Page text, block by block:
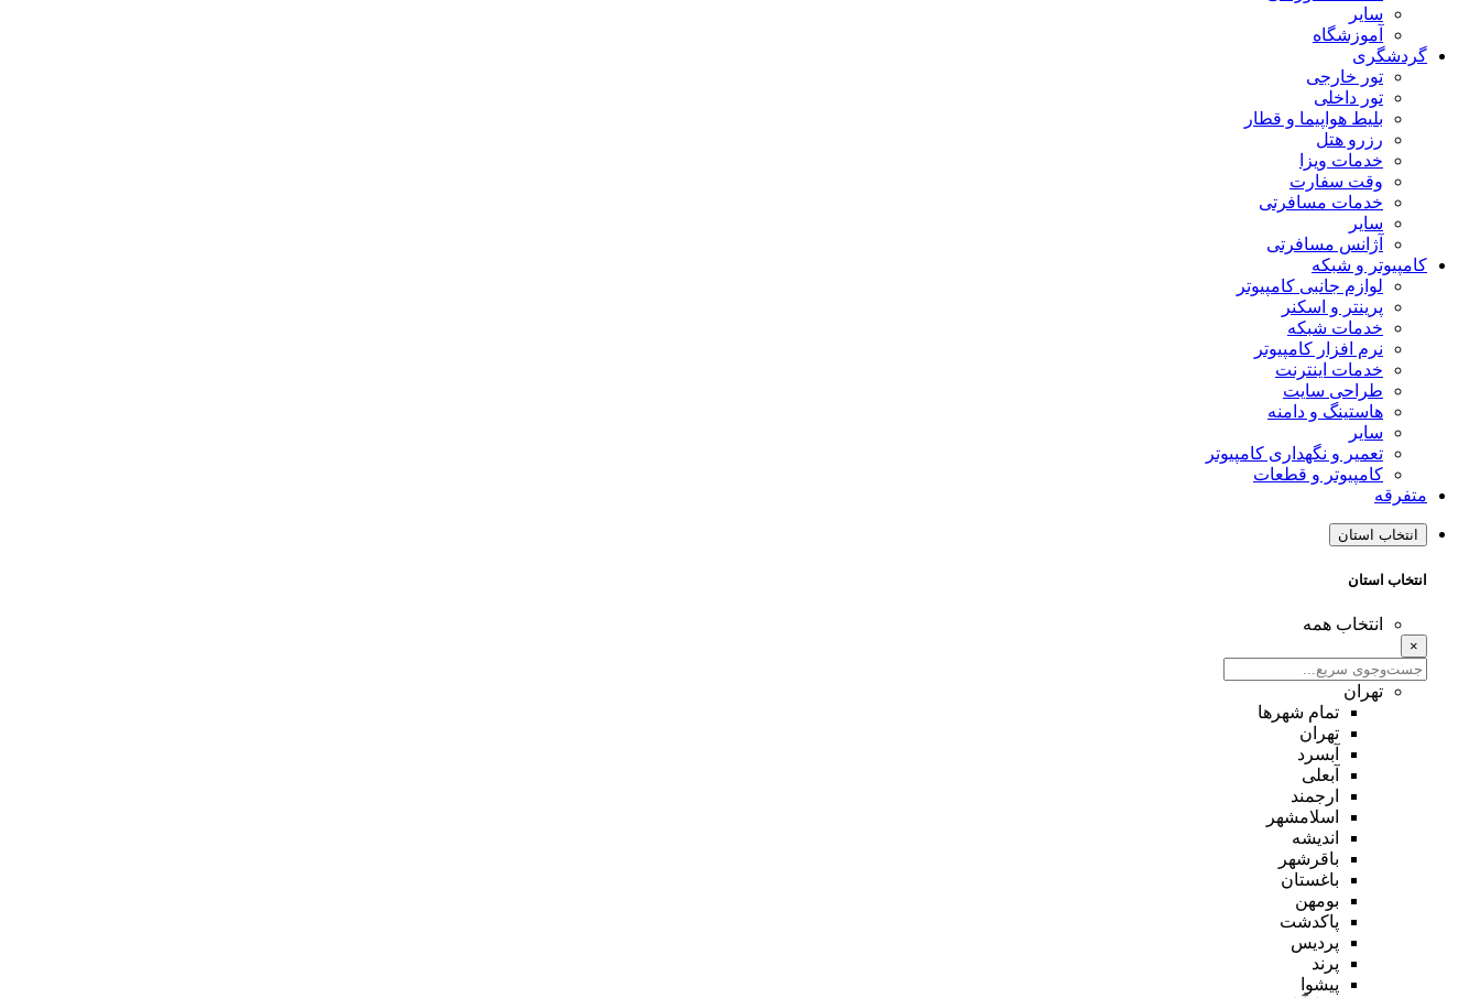
سایر
آموزشگاه
گردشگری
تور خارجی
تور داخلی
بلیط هواپیما و قطار
رزرو هتل
خدمات ویزا
وقت سفارت
خدمات مسافرتی
سایر
آژانس مسافرتی
کامپیوتر و شبکه
لوازم جانبی کامپیوتر
پرینتر و اسکنر
خدمات شبکه
نرم افزار کامپیوتر
خدمات اینترنت
طراحی سایت
هاستینگ و دامنه
سایر
تعمیر و نگهداری کامپیوتر
کامپیوتر و قطعات
متفرقه
انتخاب استان
انتخاب استان
انتخاب همه
×
تهران
تمام شهر‌ها
تهران
آبسرد
آبعلی
ارجمند
اسلامشهر
اندیشه
باقرشهر
باغستان
بومهن
پاکدشت
پردیس
پرند
پیشوا